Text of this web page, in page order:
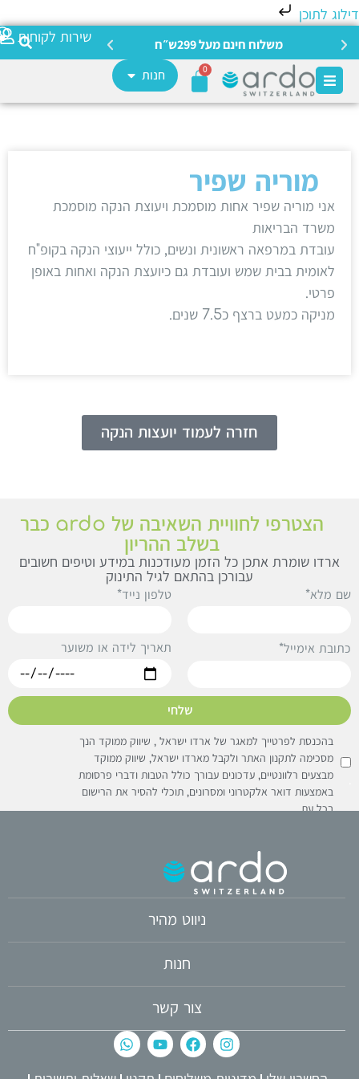
לתוכן
שירות לקוחות
משלוח חינם מעל 299ש״ח צריכה
חנות
מוריה שפיר
אני מוריה שפיר אחות מוסמכת ויעוצת הנקה מוסמכת
משרד הבריאות
עובדת במרפאה ראשונית ונשים, כולל ייעוצי הנקה בקופ"ח
לאומית בבית שמש ועובדת גם כיועצת הנקה ואחות באופן
פרטי.
מניקה כמעט ברצף כ7.5 שנים.
חזרה לעמוד יועצות הנקה
הצטרפי לחוויית השאיבה של ardo כבר
בשלב ההריון
ארדו שומרת אתכן כל הזמן מעודכנות במידע וטיפים חשובים
עבורכן בהתאם לגיל התינוק
בהכנסת לפרטייך למאגר של ארדו ישראל , שיווק ממוקד הנך
מסכימה לתקנון האתר ולקבל מארדו ישראל, שיווק ממוקד
מבצעים רלוונטיים, עדכונים עבורך כולל הטבות ודברי פרסומת
באמצעות דואר אלקטרוני ומסרונים, תוכלי להסיר את הרישום
בכל עת
שם מלא* טלפון נייד*
כתובת אימייל* תאריך לידה או משוער
שלחי
ניווט מהיר
חנות
צור קשר